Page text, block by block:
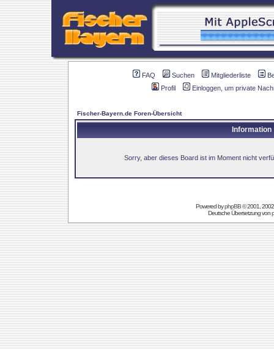
FAQ Suchen Mitgliederliste
Profil
Einloggen, um private
Fischer-Bayern.de Foren-Übersicht
Information
Sorry, aber dieses Board ist im Moment nicht
Powered byphpBB© 2001,
Deutsche Übersetzung von